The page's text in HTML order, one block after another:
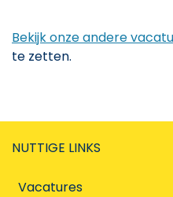
Bekijk onze andere
te zetten.
NUTTIGE LINKS
Vacatures